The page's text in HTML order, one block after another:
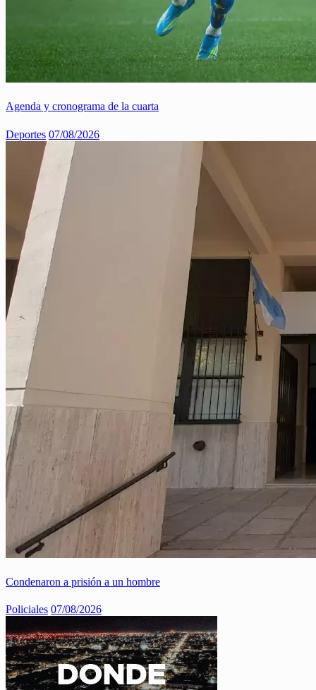
Agenda y cronograma de la cuarta
Deportes 07/08/2026
Condenaron a prisión a un hombre
Policiales 07/08/2026